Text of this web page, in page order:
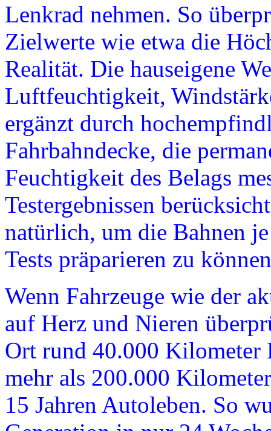
Lenkrad nehmen. So
Zielwerte wie etwa die
Realität. Die hauseigene
Luftfeuchtigkeit,
ergänzt durch
Fahrbahndecke, die
Feuchtigkeit des Belags
Testergebnissen
natürlich, um die Bahnen
Tests präparieren zu
Wenn Fahrzeuge wie der
auf Herz und Nieren
Ort rund 40.000 Kilometer
mehr als 200.000
15 Jahren Autoleben. So